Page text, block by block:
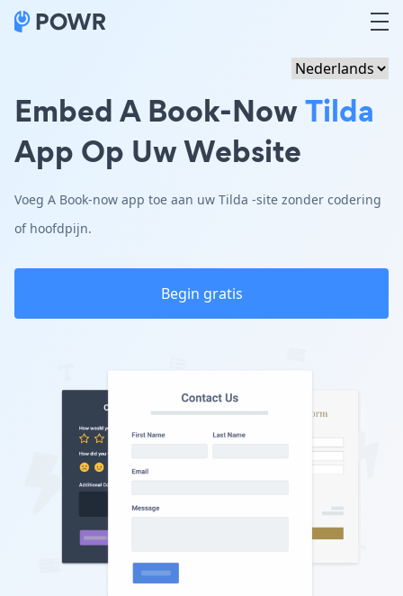
Embed A Book-NowTilda
App Op Uw Website
Voeg A Book-now app toe aan uw Tilda -site zonder codering
of hoofdpijn.
Begin gratis